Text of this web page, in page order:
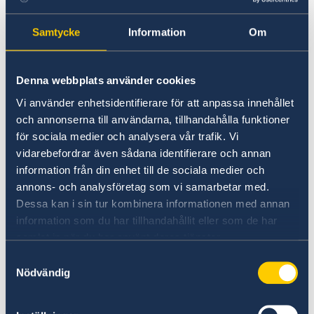
Samtycke Information Om
Denna webbplats använder cookies
Vi använder enhetsidentifierare för att anpassa innehållet
och annonserna till användarna, tillhandahålla funktioner
för sociala medier och analysera vår trafik. Vi
vidarebefordrar även sådana identifierare och annan
information från din enhet till de sociala medier och
annons- och analysföretag som vi samarbetar med.
Dessa kan i sin tur kombinera informationen med annan
information som du har tillhandahållit eller som de har
samlat in när du har använt deras tjänster.
Nödvändig
samma blankett. Du kan använda samma
flyttat under din boendetid i utlandet.
Blanketten ska skrivas ut och signeras för
hand. Du kan antingen posta blanketten till
Skatteverket till adressen som står på
blanketten, eller skanna/fota och skicka in via
Skatteverkets mejlformulär. Du hittar
mejlformuläret under”Kontakta oss”
på
Skatteverkets hemsida. Blanketten måste
komma in till Skatteverketsenast den 10 juni.
Brevrösta från utlandet
Alla som befinner sig utomlands kan också